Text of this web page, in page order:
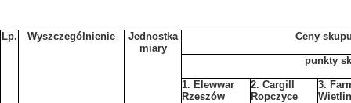
Lp. Wyszczególnienie
Jednostka
miary
Ceny
punkty
1. Elewwar
Rzeszów
2. Cargill
Ropczyce
3.